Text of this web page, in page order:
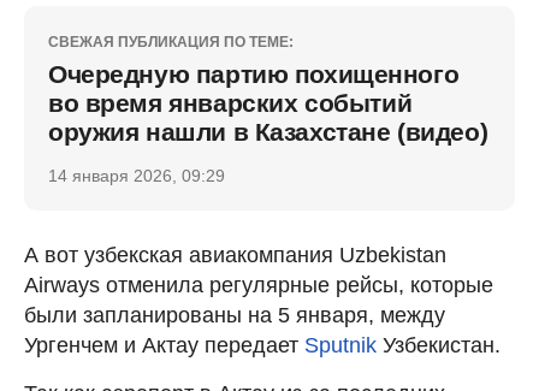
СВЕЖАЯ ПУБЛИКАЦИЯ ПО ТЕМЕ:
Очередную партию похищенного
во время январских событий
оружия нашли в Казахстане (видео)
14 января 2026, 09:29
А вот узбекская авиакомпания Uzbekistan
Airways отменила регулярные рейсы, которые
были запланированы на 5 января, между
Ургенчем и Актау передает Sputnik Узбекистан.